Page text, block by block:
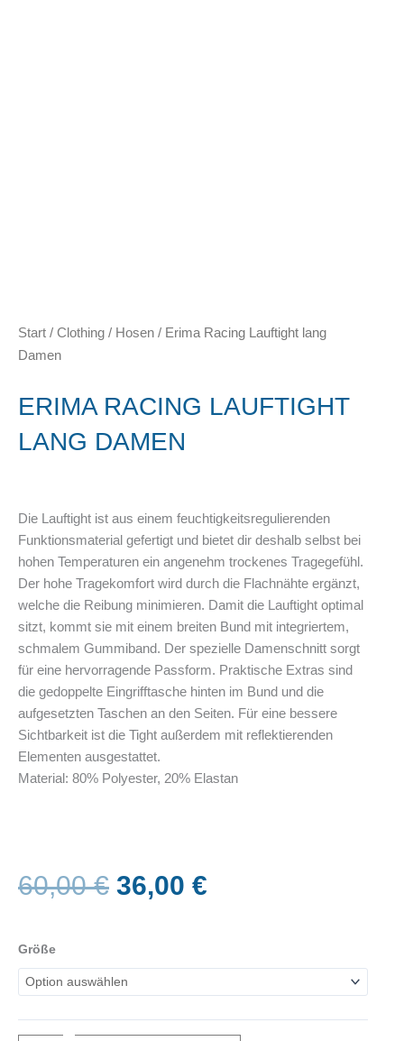
Start / Clothing / Hosen / Erima Racing Lauftight lang
Damen
ERIMA RACING LAUFTIGHT
LANG DAMEN
Die Lauftight ist aus einem feuchtigkeitsregulierenden
Funktionsmaterial gefertigt und bietet dir deshalb selbst bei
hohen Temperaturen ein angenehm trockenes Tragegefühl.
Der hohe Tragekomfort wird durch die Flachnähte ergänzt,
welche die Reibung minimieren. Damit die Lauftight optimal
sitzt, kommt sie mit einem breiten Bund mit integriertem,
schmalem Gummiband. Der spezielle Damenschnitt sorgt
für eine hervorragende Passform. Praktische Extras sind
die gedoppelte Eingrifftasche hinten im Bund und die
aufgesetzten Taschen an den Seiten. Für eine bessere
Sichtbarkeit ist die Tight außerdem mit reflektierenden
Elementen ausgestattet.
Material: 80% Polyester, 20% Elastan
60,00€ Ursprünglicher
Preis
36,00 €
Größe
Racing
Lauftight
lang